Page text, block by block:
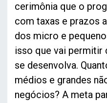
cerimônia que o
com taxas e prazos
dos micro e
isso que vai permitir
se desenvolva.
médios e grandes
negócios? A meta